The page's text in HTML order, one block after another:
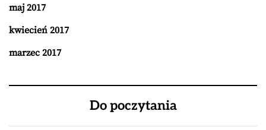
maj 2017
kwiecień 2017
marzec 2017
Do poczytania